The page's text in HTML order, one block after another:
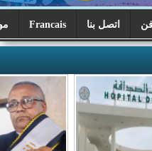
Francais موريتانيا اليوم